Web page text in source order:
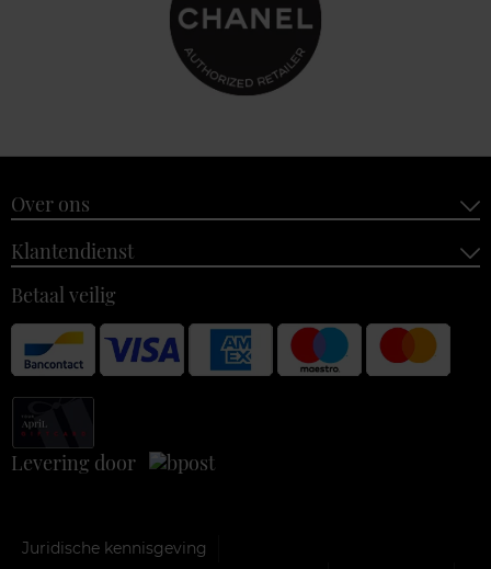
Over ons
Klantendienst
Betaal veilig
Levering door
Juridische kennisgeving